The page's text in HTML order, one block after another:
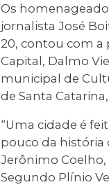
Os
jornalista José
20, contou com a
Capital, Dalmo
municipal de
de Santa
“Uma cidade é
pouco da história
Jerônimo
Segundo Plínio